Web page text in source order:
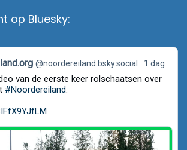
op Bluesky:
@noordereiland.bsky.social 1 dag
van de eerste keer rolschaatsen over
#Noordereiland